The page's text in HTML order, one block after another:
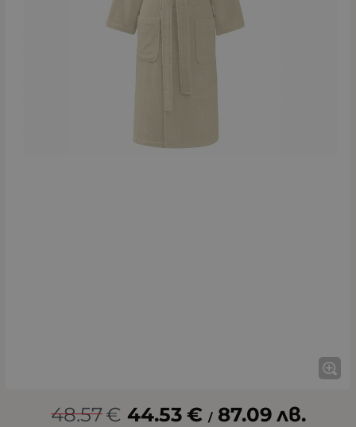
48.57€ 44.53 € / 87.09 лв.